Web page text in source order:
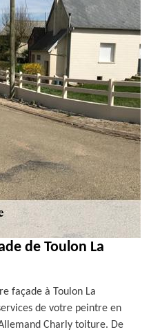
de Toulon La
façade à Toulon La
de votre peintre en
Charly toiture. De